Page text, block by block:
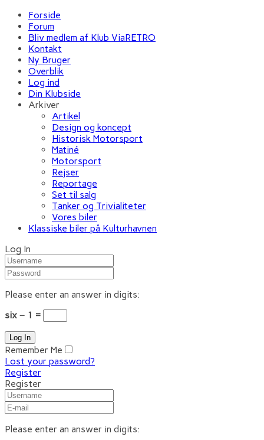
Forside
Forum
Bliv medlem af Klub ViaRETRO
Kontakt
Ny Bruger
Overblik
Log ind
Din Klubside
Arkiver
Artikel
Design og koncept
Historisk Motorsport
Matiné
Motorsport
Rejser
Reportage
Set til salg
Tanker og Trivialiteter
Vores biler
Klassiske biler på Kulturhavnen
Log In
Please enter an answer in digits:
six − 1 =
Remember Me
Lost your password?
Register
Register
Please enter an answer in digits: